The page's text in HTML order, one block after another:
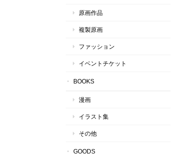
原画作品
複製原画
ファッション
イベントチケット
BOOKS
漫画
イラスト集
その他
GOODS